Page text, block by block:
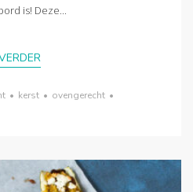
is! Deze...
• kerst • ovengerecht •